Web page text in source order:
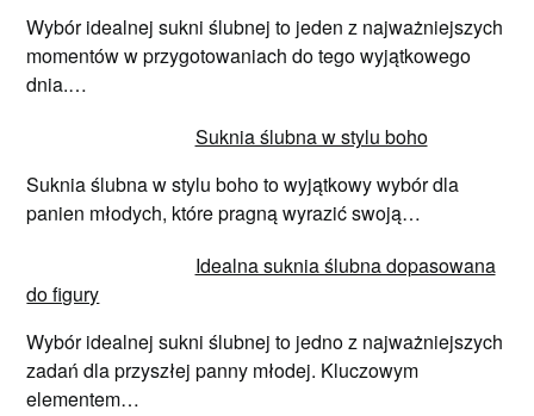
Wybór idealnej sukni ślubnej to jeden z najważniejszych
momentów w przygotowaniach do tego wyjątkowego
dnia.…
Suknia ślubna w stylu boho
Suknia ślubna w stylu boho to wyjątkowy wybór dla
panien młodych, które pragną wyrazić swoją…
Idealna suknia ślubna dopasowana
do figury
Wybór idealnej sukni ślubnej to jedno z najważniejszych
zadań dla przyszłej panny młodej. Kluczowym
elementem…